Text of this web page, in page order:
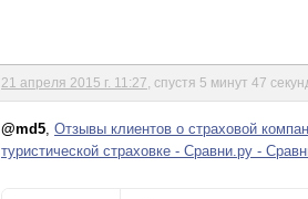
21 апреля 2015 г. 11:27 , спустя 5 минут 47
@md5, Отзывы клиентов о страховой
туристической страховке - Сравни.ру -